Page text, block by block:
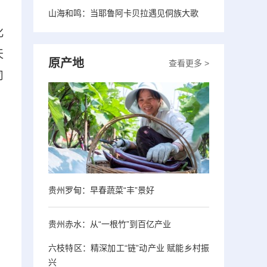
山海和鸣：当耶鲁阿卡贝拉遇见侗族大歌
查看更多 >
原产地
贵州罗甸：早春蔬菜“丰”景好
贵州赤水：从“一根竹”到百亿产业
六枝特区：精深加工“链”动产业 赋能乡村振
兴